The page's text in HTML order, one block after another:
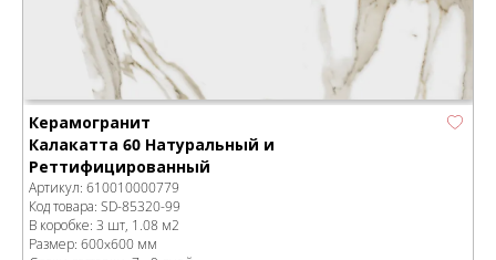
Керамогранит
Калакатта 60 Натуральный и
Реттифицированный
Артикул: 610010000779
Код товара: SD-85320-99
В коробке: 3 шт, 1.08 м2
Размер: 600x600 мм